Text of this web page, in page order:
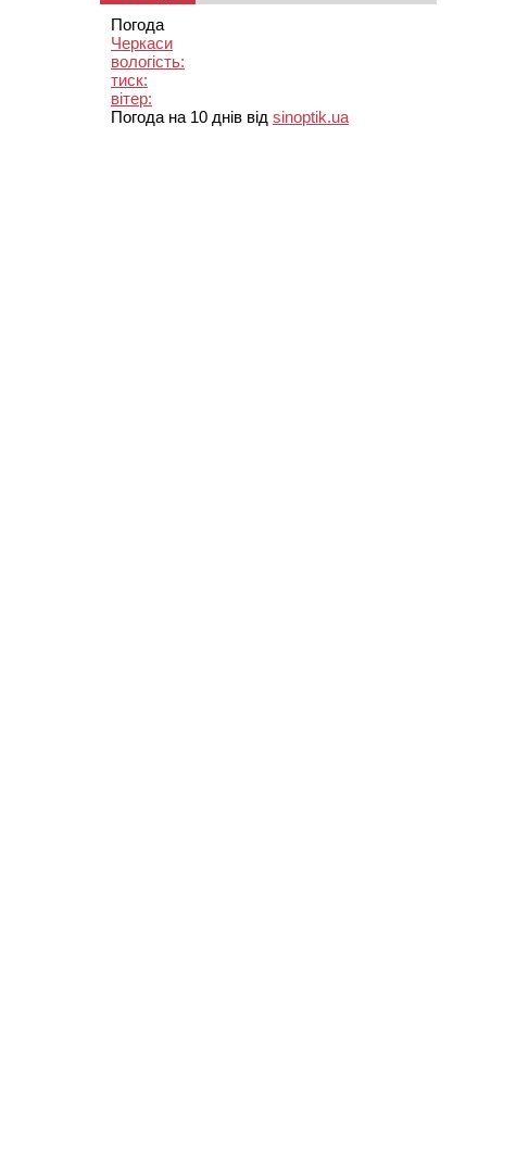
Погода
Черкаси
вологість:
тиск:
вітер:
Погода на 10 днів від sinoptik.ua